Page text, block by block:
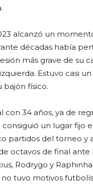
alcanzó un
décadas había
más grave de su
Estuvo casi
bajón físico.
con 34 años, ya de
un lugar fijo
partidos del torneo y
octavos de final
Rodrygo y
tuvo motivos